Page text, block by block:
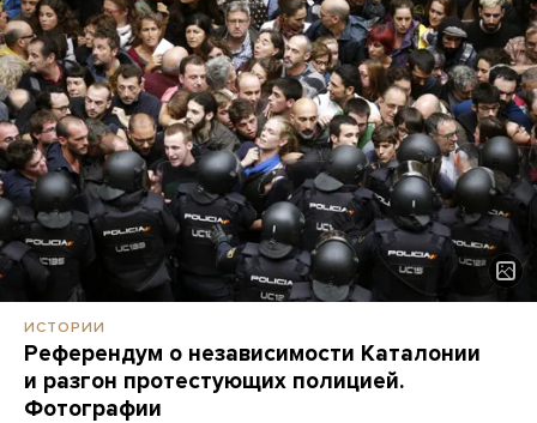
ИСТОРИИ
Референдум о независимости Каталонии
и разгон протестующих полицией.
Фотографии